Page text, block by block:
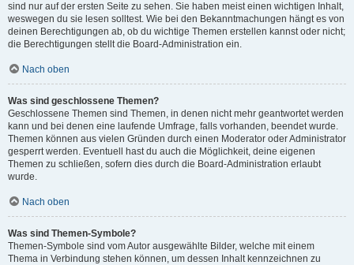
sind nur auf der ersten Seite zu sehen. Sie haben meist einen wichtigen Inhalt,
weswegen du sie lesen solltest. Wie bei den Bekanntmachungen hängt es von
deinen Berechtigungen ab, ob du wichtige Themen erstellen kannst oder nicht;
die Berechtigungen stellt die Board-Administration ein.
Nach oben
Was sind geschlossene Themen?
Geschlossene Themen sind Themen, in denen nicht mehr geantwortet werden
kann und bei denen eine laufende Umfrage, falls vorhanden, beendet wurde.
Themen können aus vielen Gründen durch einen Moderator oder Administrator
gesperrt werden. Eventuell hast du auch die Möglichkeit, deine eigenen
Themen zu schließen, sofern dies durch die Board-Administration erlaubt
wurde.
Nach oben
Was sind Themen-Symbole?
Themen-Symbole sind vom Autor ausgewählte Bilder, welche mit einem
Thema in Verbindung stehen können, um dessen Inhalt kennzeichnen zu